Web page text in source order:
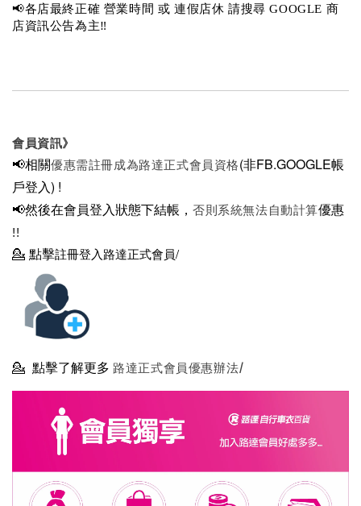
📢各店最終正確 營業時間 或 連假店休 請搜尋 GOOGLE 商
店資訊公告為主‼️
會員資訊》
📢相關優惠需註冊成為路達正式會員資格(非FB.GOOGLE帳
戶登入) !
📢然後在會員登入狀態下結帳， 否則系統無法自動計算優惠
!!
💁 點擊註冊登入路達正式會員/
💁 點擊了解更多 路達正式會員優惠辦法/